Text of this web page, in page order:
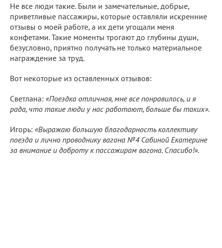
Не все люди такие. Были и замечательные, добрые,
приветливые пассажиры, которые оставляли искренние
отзывы о моей работе, а их дети угощали меня
конфетами. Такие моменты трогают до глубины души,
безусловно, приятно получать не только материальное
награждение за труд.
Вот некоторые из оставленных отзывов:
Светлана: «Поездка отличная, мне все понравилось, и я
рада, что такие люди у нас работают, больше бы таких».
Игорь: «Выражаю большую благодарность коллективу
поезда и лично проводнику вагона №4 Сабиной Екатерине
за внимание и доброту к пассажирам вагона. Спасибо!».